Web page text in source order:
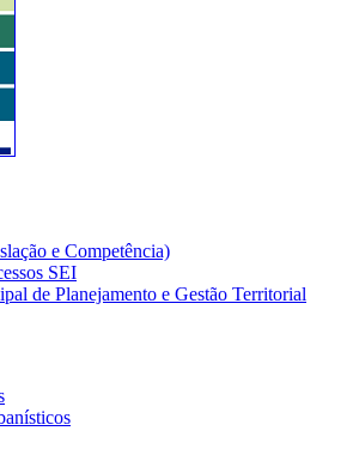
e Competência)
SEI
de Planejamento e Gestão Territorial